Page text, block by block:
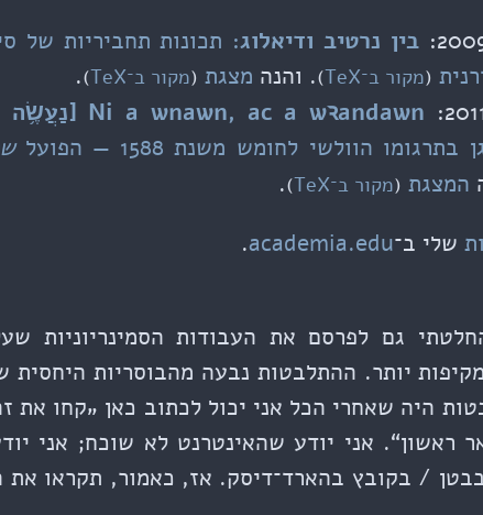
בין נרטיב ודיאלוג: תכונות תחביריות של
(מקור ב־TeX ). והנה מצגת (מקור ב־TeX )
.
Ni a wnawn, ac a wꝛandawn [נַעֲשֶׂ֥ה וְנִשְׁמָֽע]
הוולשי לחומש משנת 1588 — הפועל
המצגת (מקור ב־TeX )
.
שלי ב־academia.edu
.
גם לפרסם את העבודות הסמינריוניות
יותר. ההתלבטות נבעה מהבוסריות
היה שאחרי הכל אני יכול לכתוב כאן „קחו את
ראשון“. אני יודע שהאינטרנט לא שוכח; אני
/ בקובץ בהארד־דיסק. אז, כאמור, תקראו